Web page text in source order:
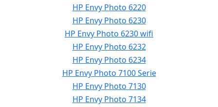
HP Envy Photo 6220
HP Envy Photo 6230
HP Envy Photo 6230 wifi
HP Envy Photo 6232
HP Envy Photo 6234
HP Envy Photo 7100 Serie
HP Envy Photo 7130
HP Envy Photo 7134